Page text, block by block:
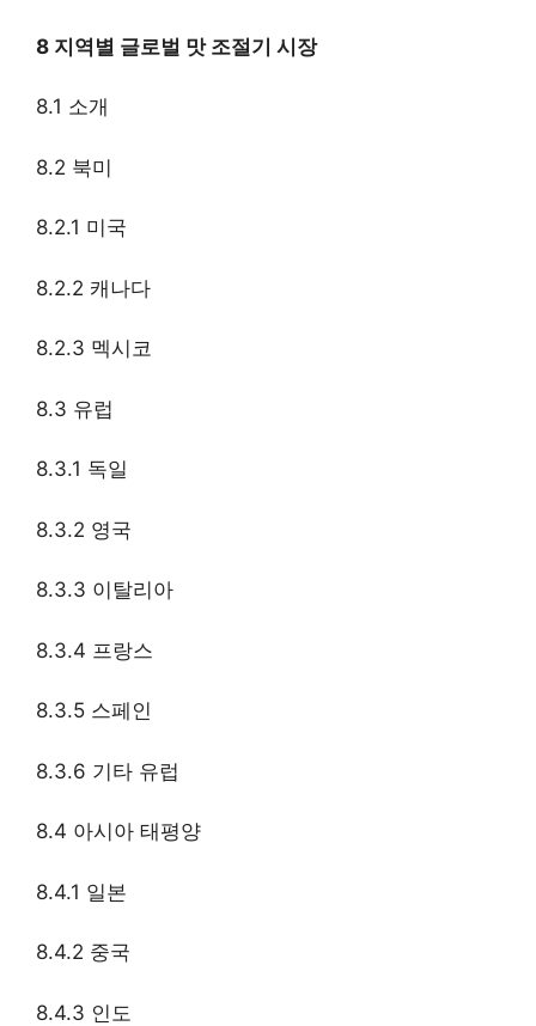
8 지역별 글로벌 맛 조절기 시장
8.1 소개
8.2 북미
8.2.1 미국
8.2.2 캐나다
8.2.3 멕시코
8.3 유럽
8.3.1 독일
8.3.2 영국
8.3.3 이탈리아
8.3.4 프랑스
8.3.5 스페인
8.3.6 기타 유럽
8.4 아시아 태평양
8.4.1 일본
8.4.2 중국
8.4.3 인도